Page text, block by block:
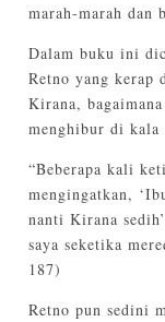
marah-marah dan
Dalam buku ini
Retno yang kerap
Kirana,
menghibur di kala
“Beberapa kali
mengingatkan,
nanti Kirana
saya seketika
187)
Retno pun sedini